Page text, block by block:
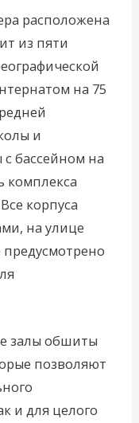
расположена
из пяти
на 75
и
бассейном на
комплекса
корпуса
на улице
залы обшиты
позволяют
и для целого